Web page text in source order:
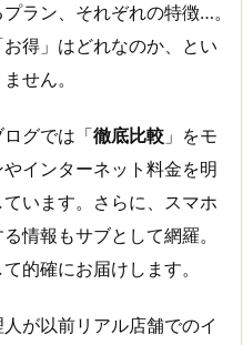
ラン、それぞれの特徴…。
得」はどれなのか、とい
せん。
グでは「徹底比較 」をモ
インターネット料金を明
います。さらに、スマホ
情報もサブとして網羅。
的確にお届けします。
が以前リアル店舗でのイ